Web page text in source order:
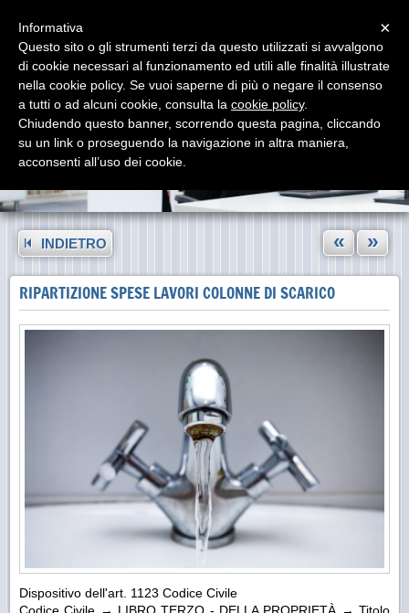
INDIETRO « »
RIPARTIZIONE SPESE LAVORI COLONNE DI SCARICO
Dispositivo dell'art. 1123 Codice Civile
×
Informativa
Questo sito o gli strumenti terzi da questo utilizzati si avvalgono
di cookie necessari al funzionamento ed utili alle finalità illustrate
nella cookie policy. Se vuoi saperne di più o negare il consenso
a tutti o ad alcuni cookie, consulta la cookie policy.
Chiudendo questo banner, scorrendo questa pagina, cliccando
su un link o proseguendo la navigazione in altra maniera,
acconsenti all’uso dei cookie.